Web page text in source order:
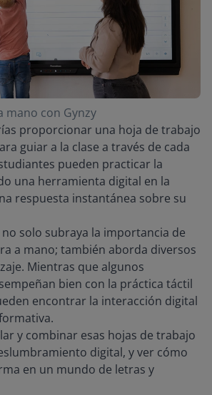
mano con Gynzy
proporcionar una hoja de trabajo
guiar a la clase a través de cada
pueden practicar la
una herramienta digital en la
respuesta instantánea sobre su
solo subraya la importancia de
a mano; también aborda diversos
Mientras que algunos
bien con la práctica táctil
encontrar la interacción digital
y combinar esas hojas de trabajo
digital, y ver cómo
en un mundo de letras y